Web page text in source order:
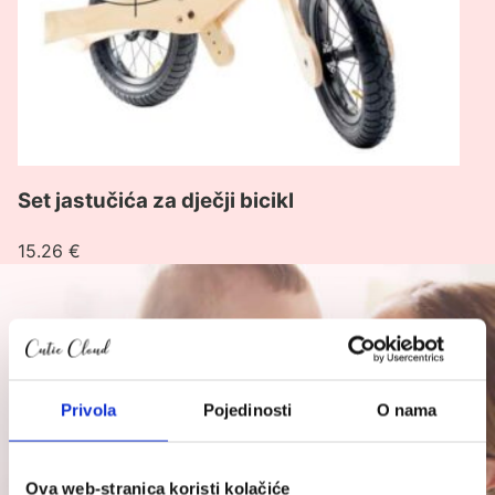
Privola Pojedinosti O nama
Ova web-stranica koristi kolačiće
Set jastučića za dječji bicikl
15.26 €